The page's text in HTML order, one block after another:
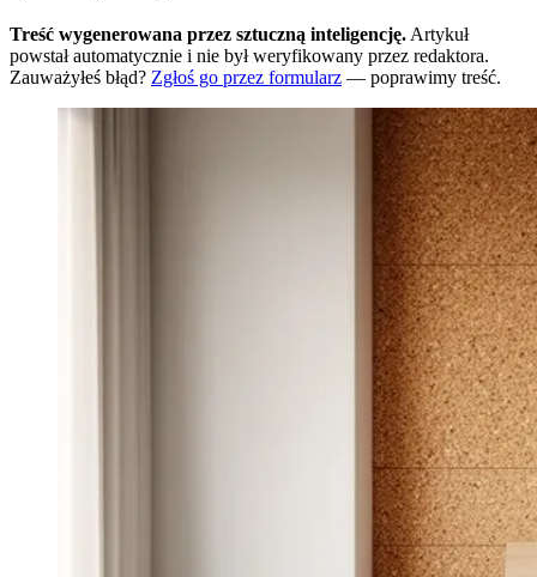
Treść wygenerowana przez sztuczną inteligencję. Artykuł
powstał automatycznie i nie był weryfikowany przez redaktora.
Zauważyłeś błąd? Zgłoś go przez formularz — poprawimy treść.